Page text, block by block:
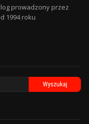
prowadzony przez
1994 roku